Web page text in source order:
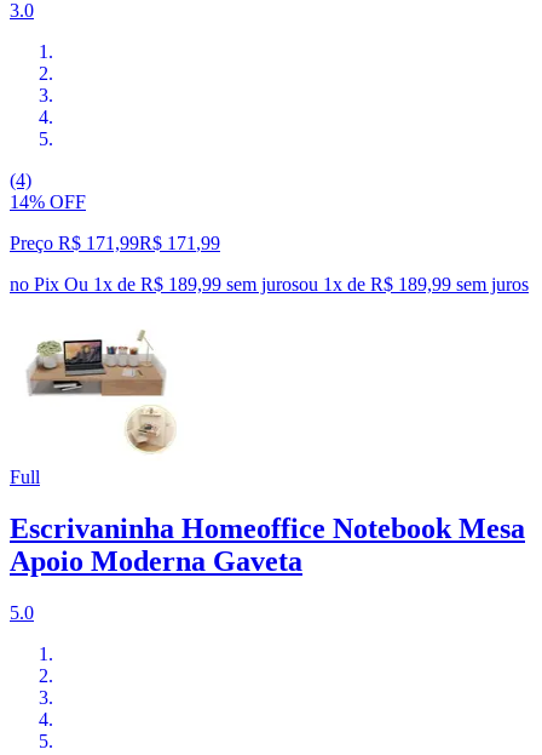
3.0
(4)
14% OFF
Preço R$ 171,99R$ 171 ,99
no Pix Ou 1x de R$ 189,99 sem jurosou 1x de R$ 189,99 sem juros
Full
Escrivaninha Homeoffice Notebook Mesa
Apoio Moderna Gaveta
5.0